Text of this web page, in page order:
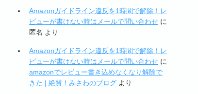
Amazonガイドライン違反を1時間で解除！レ
ビューが書けない時はメールで問い合わせ に
匿名 より
Amazonガイドライン違反を1時間で解除！レ
ビューが書けない時はメールで問い合わせ に
amazonでレビュー書き込めなくなり解除で
きた | 絶賛！みさわのブログ より